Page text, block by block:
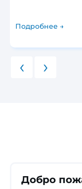
Подробнее →
‹ ›
Добро